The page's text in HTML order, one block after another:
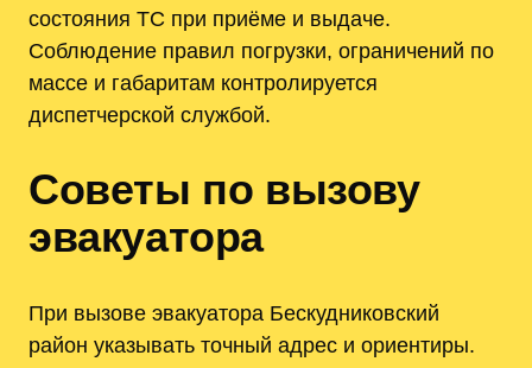
состояния ТС при приёме и выдаче.
Соблюдение правил погрузки, ограничений по
массе и габаритам контролируется
диспетчерской службой.
Советы по вызову
эвакуатора
При вызове эвакуатора Бескудниковский
район указывать точный адрес и ориентиры.